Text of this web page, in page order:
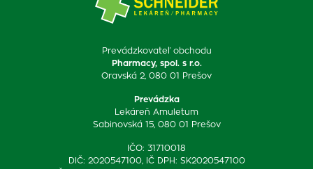
Prevádzkovateľ obchodu
Pharmacy, spol. s r.o.
Oravská 2, 080 01 Prešov
Prevádzka
Lekáreň Amuletum
Sabinovská 15, 080 01 Prešov
IČO: 31710018
DIČ: 2020547100, IČ DPH: SK2020547100